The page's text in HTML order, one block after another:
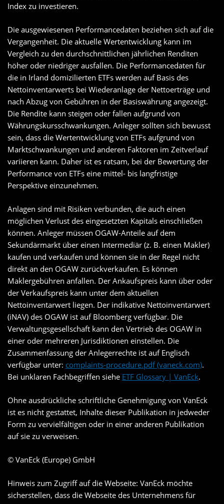
Index zu investieren.
Die ausgewiesenen Performancedaten beziehen sich auf die
Vergangenheit. Die aktuelle Wertentwicklung kann im
Vergleich zu den durchschnittlichen jährlichen Renditen
höher oder niedriger ausfallen. Die Performancedaten für
die in Irland domizilierten ETFs werden auf Basis des
Nettoinventarwerts bei Wiederanlage der Nettoerträge und
nach Abzug von Gebühren in der Basiswährung angezeigt.
Die Rendite kann steigen oder fallen aufgrund von
Währungskursschwankungen. Anleger sollten sich bewusst
sein, dass die Wertentwicklung von ETFs aufgrund von
Marktschwankungen und anderen Faktoren im Zeitverlauf
variieren kann. Daher ist es ratsam, bei der Bewertung der
Performance von ETFs eine mittel- bis langfristige
Perspektive einzunehmen.
Anlagen sind mit Risiken verbunden, die auch einen
möglichen Verlust des eingesetzten Kapitals einschließen
können. Anleger müssen OGAW-Anteile auf dem
Sekundärmarkt über einen Intermediär (z. B. einen Makler)
kaufen und verkaufen und können sie in der Regel nicht
direkt an den OGAW zurückverkaufen. Es können
Maklergebühren anfallen. Der Ankaufspreis kann über oder
der Verkaufspreis kann unter dem aktuellen
Nettoinventarwert liegen. Der indikative Nettoinventarwert
(iNAV) des OGAW ist auf Bloomberg verfügbar. Die
Verwaltungsgesellschaft kann den Vertrieb des OGAW in
einer oder mehreren Jurisdiktionen einstellen. Die
Zusammenfassung der Anlegerrechte ist auf Englisch
verfügbar unter: complaints-procedure.pdf (vaneck.com).
Bei unklaren Fachbegriffen siehe ETF Glossary | VanEck.
Ohne ausdrückliche schriftliche Genehmigung von VanEck
ist es nicht gestattet, Inhalte dieser Publikation in jedweder
Form zu vervielfältigen oder in einer anderen Publikation
auf sie zu verweisen.
© VanEck (Europe) GmbH
Hinweis zum Zugriff auf die Webseite: VanEck möchte
sicherstellen, dass die Webseite des Unternehmens für